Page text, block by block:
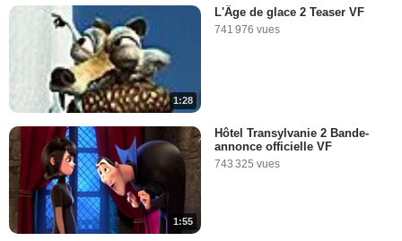
1:28
L'Âge de glace 2 Teaser VF
741 976 vues
1:55
Hôtel Transylvanie 2 Bande-
annonce officielle VF
743 325 vues